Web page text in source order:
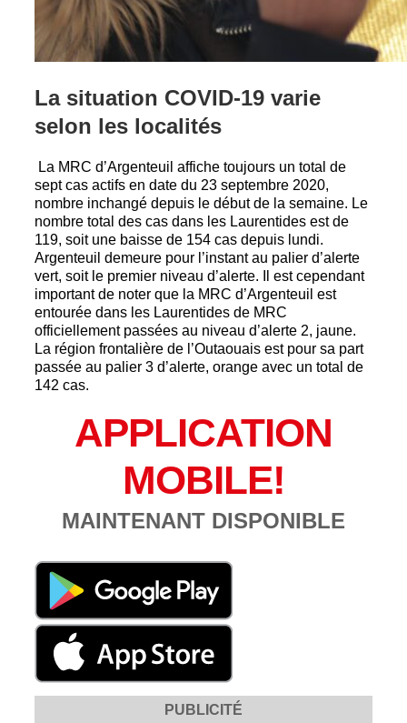
La situation COVID-19 varie
selon les localités
La MRC d’Argenteuil affiche toujours un total de
sept cas actifs en date du 23 septembre 2020,
nombre inchangé depuis le début de la semaine. Le
nombre total des cas dans les Laurentides est de
119, soit une baisse de 154 cas depuis lundi.
Argenteuil demeure pour l’instant au palier d’alerte
vert, soit le premier niveau d’alerte. Il est cependant
important de noter que la MRC d’Argenteuil est
entourée dans les Laurentides de MRC
officiellement passées au niveau d’alerte 2, jaune.
La région frontalière de l’Outaouais est pour sa part
passée au palier 3 d’alerte, orange avec un total de
142 cas.
APPLICATION
MOBILE!
MAINTENANT DISPONIBLE
PUBLICITÉ